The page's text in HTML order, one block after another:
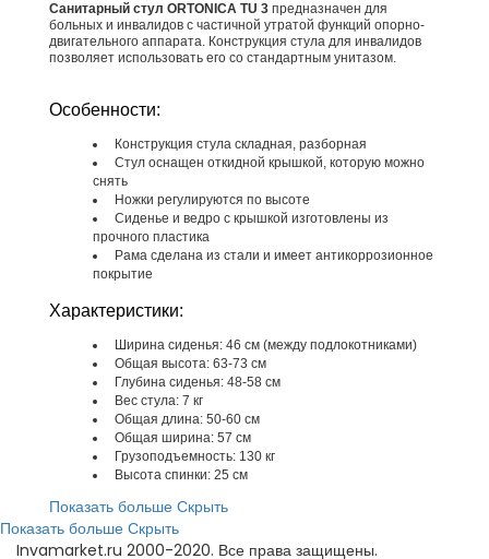
Санитарный стул ORTONICA TU 3 предназначен для
больных и инвалидов с частичной утратой функций опорно-
двигательного аппарата. Конструкция стула для инвалидов
позволяет использовать его со стандартным унитазом.
Особенности:
Конструкция стула складная, разборная
Стул оснащен откидной крышкой, которую можно
снять
Ножки регулируются по высоте
Сиденье и ведро с крышкой изготовлены из
прочного пластика
Рама сделана из стали и имеет антикоррозионное
покрытие
Характеристики:
Ширина сиденья: 46 см (между подлокотниками)
Общая высота: 63-73 см
Глубина сиденья: 48-58 см
Вес стула: 7 кг
Общая длина: 50-60 см
Общая ширина: 57 см
Грузоподъемность: 130 кг
Высота спинки: 25 см
Показать больше Скрыть
Показать больше Скрыть
Invamarket.ru 2000-2020. Все права защищены.